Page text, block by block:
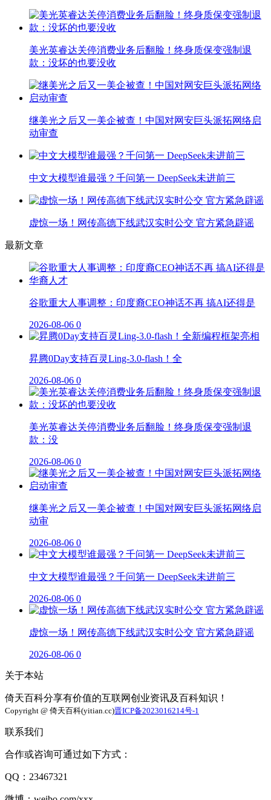
美光英睿达关停消费业务后翻脸！终身质保变强制退
款：没坏的也要没收
继美光之后又一美企被查！中国对网安巨头派拓网络启
动审查
中文大模型谁最强？千问第一 DeepSeek未进前三
虚惊一场！网传高德下线武汉实时公交 官方紧急辟谣
最新文章
谷歌重大人事调整：印度裔CEO神话不再 搞AI还得是
2026-08-06 0
昇腾0Day支持百灵Ling-3.0-flash！全
2026-08-06 0
美光英睿达关停消费业务后翻脸！终身质保变强制退
款：没
2026-08-06 0
继美光之后又一美企被查！中国对网安巨头派拓网络启
动审
2026-08-06 0
中文大模型谁最强？千问第一 DeepSeek未进前三
2026-08-06 0
虚惊一场！网传高德下线武汉实时公交 官方紧急辟谣
2026-08-06 0
关于本站
倚天百科分享有价值的互联网创业资讯及百科知识！
Copyright @ 倚天百科(yitian.cc)晋ICP备2023016214号-1
联系我们
合作或咨询可通过如下方式：
QQ：23467321